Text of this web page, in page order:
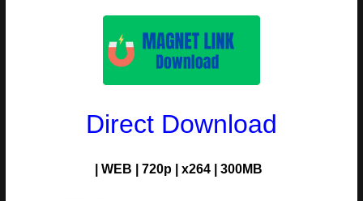
Direct Download
| WEB | 720p | x264 | 300MB